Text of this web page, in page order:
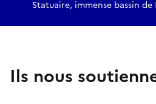
Statuaire, immense bassin
Ils nous